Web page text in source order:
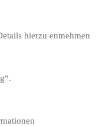
hierzu entnehmen